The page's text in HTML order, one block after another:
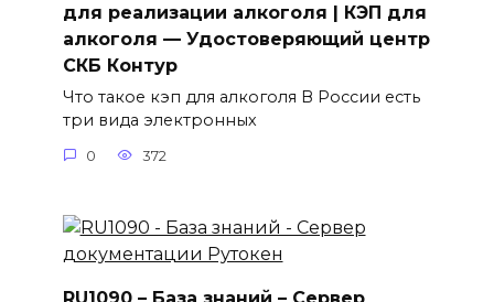
для реализации алкоголя | КЭП для
алкоголя — Удостоверяющий центр
СКБ Контур
Что такое кэп для алкоголя В России есть
три вида электронных
0 372
RU1090 – База знаний – Сервер